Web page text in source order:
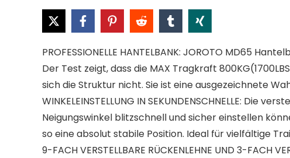
PROFESSIONELLE HANTELBANK: JOROTO MD65
Der Test zeigt, dass die MAX Tragkraft
sich die Struktur nicht. Sie ist eine ausgezeichnete
WINKELEINSTELLUNG IN SEKUNDENSCHNELLE:
Neigungswinkel blitzschnell und sicher einstellen
so eine absolut stabile Position. Ideal für vielfältige
9-FACH VERSTELLBARE RÜCKENLEHNE UND 3-